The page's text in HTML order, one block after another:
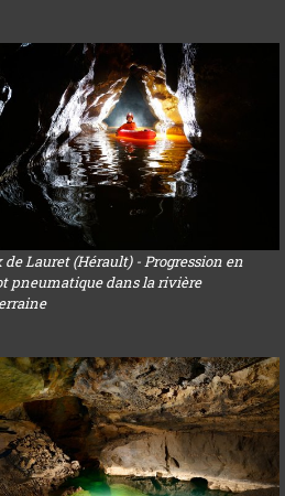
de Lauret (Hérault) - Progression en
pneumatique dans la rivière